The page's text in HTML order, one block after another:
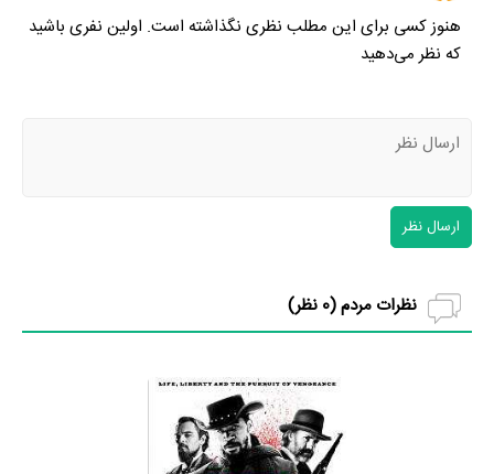
هنوز کسی برای این مطلب نظری نگذاشته است. اولین نفری باشید
که نظر می‌دهید
ارسال نظر
نظرات مردم (0 نظر)